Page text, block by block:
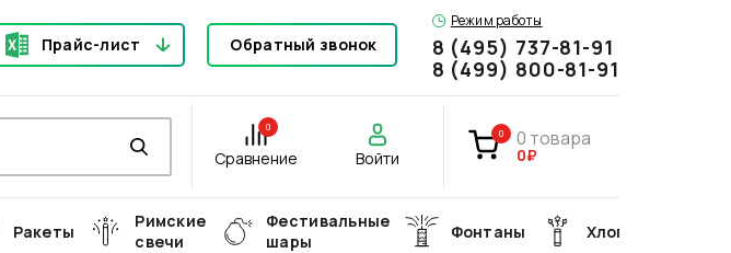
Прайс-лист Обратный звонок
Режим работы
8 (495) 737-81-91
8 (499) 800-81-91
0
Сравнение Войти
0 0 товара
0₽
Ракеты
Римские
свечи
Фестивальные
шары
Фонтаны Хлопушки